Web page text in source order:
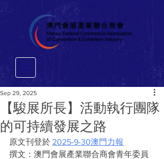
【駿展所長】活動執行團隊
的可持續發展之路
Sep 29, 2025
原文刊登於 2025-9-30澳門力報
撰文：澳門會展產業聯合商會青年委員